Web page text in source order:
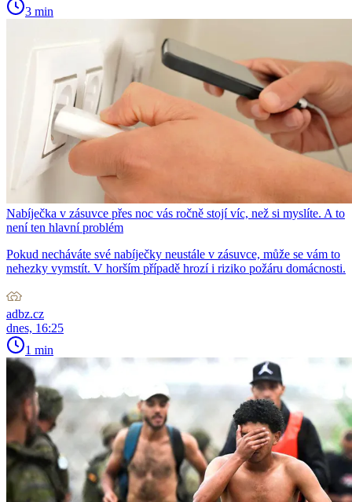
3 min
Nabíječka v zásuvce přes noc vás ročně stojí víc, než si myslíte. A to
není ten hlavní problém
Pokud necháváte své nabíječky neustále v zásuvce, může se vám to
nehezky vymstít. V horším případě hrozí i riziko požáru domácnosti.
adbz.cz
dnes, 16:25
1 min